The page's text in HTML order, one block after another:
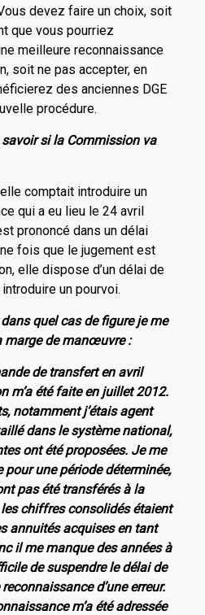
devez faire un choix, soit
que vous pourriez
meilleure reconnaissance
soit ne pas accepter, en
des anciennes DGE
procédure.
savoir si la Commission va
comptait introduire un
qui a eu lieu le 24 avril
prononcé dans un délai
fois que le jugement est
elle dispose d’un délai de
un pourvoi.
quel cas de figure je me
marge de manœuvre :
de transfert en avril
m’a été faite en juillet 2012.
notamment j’étais agent
dans le système national,
ont été proposées. Je me
une période déterminée,
pas été transférés à la
chiffres consolidés étaient
annuités acquises en tant
il me manque des années à
de suspendre le délai de
d’une erreur.
m’a été adressée